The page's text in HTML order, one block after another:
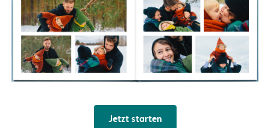
Jetzt starten